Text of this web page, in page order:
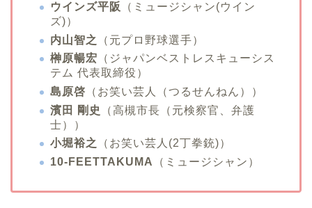
ウインズ平阪
（ミュージシャン(ウイン
ズ)）
内山智之
（元プロ野球選手）
榊原暢宏 （ジャパンベストレスキューシス
テム 代表取締役）
島原啓 （お笑い芸人（つるせんねん））
濱田 剛史
（高槻市長（元検察官、弁護
士））
小堀裕之
（お笑い芸人(2丁拳銃)）
10-FEETTAKUMA
（ミュージシャン）